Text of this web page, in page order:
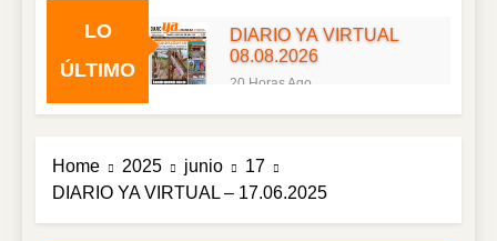
LO
ÚLTIMO
DIARIO YA VIRTUAL
08.08.2026
20 Horas Ago
2 Días Ago
DIARIO YA VIRTUAL
06.08.2026
Home 2025 junio
17
DIARIO YA VIRTUAL – 17.06.2025